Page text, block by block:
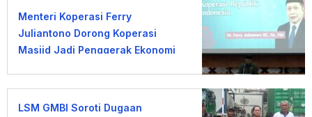
Menteri Koperasi Ferry
Juliantono Dorong Koperasi
Masjid Jadi Penggerak Ekonomi
LSM GMBI Soroti Dugaan